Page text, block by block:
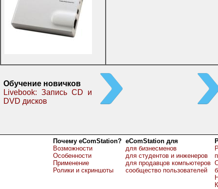
Обучение новичков
Livebook: Запись CD и
DVD дисков
Почему eComStation?
Возможности
Особенности
Применение
Ролики и скриншоты
eComStation для
для бизнесменов
для студентов и инженеров
для продавцов компьютеров
сообщество пользователей